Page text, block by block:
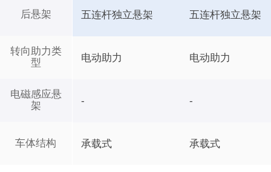
后悬架
转向助力类
型
电磁感应悬
架
车体结构
五连杆独立悬架 五连杆独立悬架
电动助力 电动助力
- -
承载式 承载式